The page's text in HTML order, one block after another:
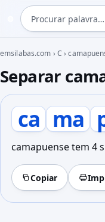
Procurar palavra
emsilabas.com › C ›
Separar
ca ma
camapuense tem 4
Copiar